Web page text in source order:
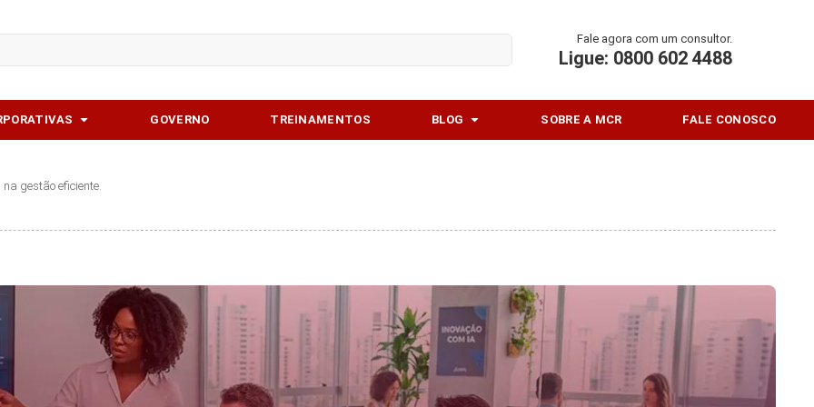
Fale agora com um consultor.
Ligue: 0800 602 4488
Abrir Soluções corporativas
GOVERNO TREINAMENTOS BLOG Abrir Blog SOBRE A MCR FALE CONOSCO
gestão eficiente.